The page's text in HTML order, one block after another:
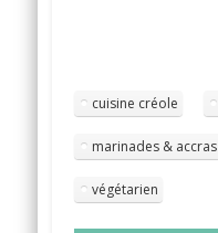
cuisine créole
marinades & accras
végétarien